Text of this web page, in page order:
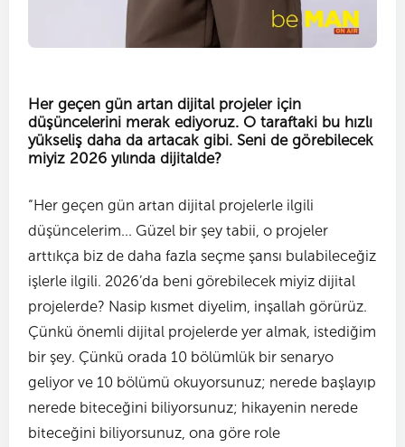
Her geçen gün artan dijital projeler için
düşüncelerini merak ediyoruz. O taraftaki bu hızlı
yükseliş daha da artacak gibi. Seni de görebilecek
miyiz 2026 yılında dijitalde?
“Her geçen gün artan dijital projelerle ilgili
düşüncelerim... Güzel bir şey tabii, o projeler
arttıkça biz de daha fazla seçme şansı bulabileceğiz
işlerle ilgili. 2026’da beni görebilecek miyiz dijital
projelerde? Nasip kısmet diyelim, inşallah görürüz.
Çünkü önemli dijital projelerde yer almak, istediğim
bir şey. Çünkü orada 10 bölümlük bir senaryo
geliyor ve 10 bölümü okuyorsunuz; nerede başlayıp
nerede biteceğini biliyorsunuz; hikayenin nerede
biteceğini biliyorsunuz, ona göre role